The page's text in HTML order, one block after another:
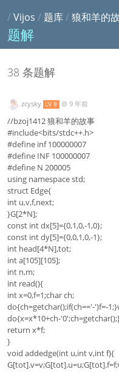
/Vijos / 题库/狼和羊的
题解
38 条题解
zcysky LV 8 @ 9 年前
//bzoj1412 狼和羊的故事
#include<bits/stdc++.h>
#define inf 100000007
#define INF 100000007
#define N 200005
using namespace std;
struct Edge{
int u,v,f,next;
}G[2*N];
const int dx[5]={0,1,0,-1,0};
const int dy[5]={0,0,1,0,-1};
int head[4*N],tot;
int a[105][105];
int n,m;
int read(){
int x=0,f=1;char ch;
do{ch=getchar();if(ch=='-')f=-
do{x=x*10+ch-
return x*f;
}
void addedge(int u,int v,int f){